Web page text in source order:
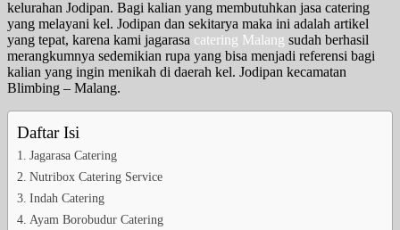
kelurahan Jodipan. Bagi kalian yang membutuhkan jasa catering
yang melayani kel. Jodipan dan sekitarya maka ini adalah artikel
yang tepat, karena kami jagarasa catering Malang sudah berhasil
merangkumnya sedemikian rupa yang bisa menjadi referensi bagi
kalian yang ingin menikah di daerah kel. Jodipan kecamatan
Blimbing – Malang.
Daftar Isi
Jagarasa Catering
Nutribox Catering Service
Indah Catering
Ayam Borobudur Catering